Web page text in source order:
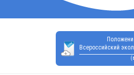
Всероссийский